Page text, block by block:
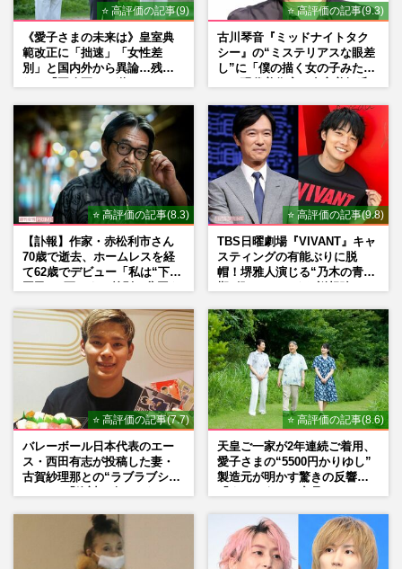
⭐ 高評価の記事(9)
《愛子さまの未来は》皇室典
範改正に「拙速」「女性差
別」と国内外から異論…残さ
⭐ 高評価の記事(9.3)
古川琴音『ミッドナイトタク
シー』の“ミステリアスな眼差
し”に「僕の描く女の子みた
⭐ 高評価の記事(8.3)
【訃報】作家・赤松利市さん
70歳で逝去、ホームレスを経
て62歳でデビュー「私は“下級
⭐ 高評価の記事(9.8)
TBS日曜劇場『VIVANT』キャ
スティングの有能ぶりに脱
帽！堺雅人演じる“乃木の青年
マン長男・櫻井海音だった
⭐ 高評価の記事(7.7)
バレーボール日本代表のエー
ス・西田有志が投稿した妻・
古賀紗理那との“ラブラブショ
判殺到の理由
⭐ 高評価の記事(8.6)
天皇ご一家が2年連続ご着用、
愛子さまの“5500円かりゆし”
製造元が明かす驚きの反響